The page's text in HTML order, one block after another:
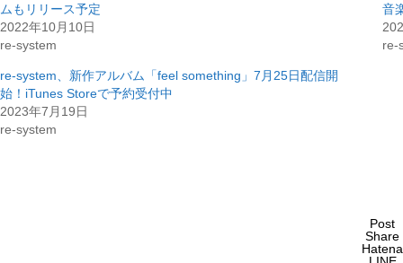
ムもリリース予定
2022年10月10日
re-system
音
re-
re-system、新作アルバム「feel something」7月25日配信開
始！iTunes Storeで予約受付中
2023年7月19日
re-system
Post
Share
Hatena